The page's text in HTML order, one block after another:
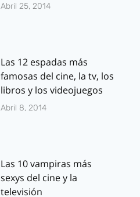
Abril 25, 2014
Las 12 espadas más
famosas del cine, la tv, los
libros y los videojuegos
Abril 8, 2014
Las 10 vampiras más
sexys del cine y la
televisión